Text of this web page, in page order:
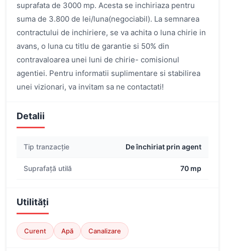
suprafata de 3000 mp. Acesta se inchiriaza pentru
suma de 3.800 de lei/luna(negociabil). La semnarea
contractului de inchiriere, se va achita o luna chirie in
avans, o luna cu titlu de garantie si 50% din
contravaloarea unei luni de chirie- comisionul
agentiei. Pentru informatii suplimentare si stabilirea
unei vizionari, va invitam sa ne contactati!
Detalii
Tip tranzacție De închiriat prin agent
Suprafață utilă 70 mp
Utilități
Curent Apă Canalizare